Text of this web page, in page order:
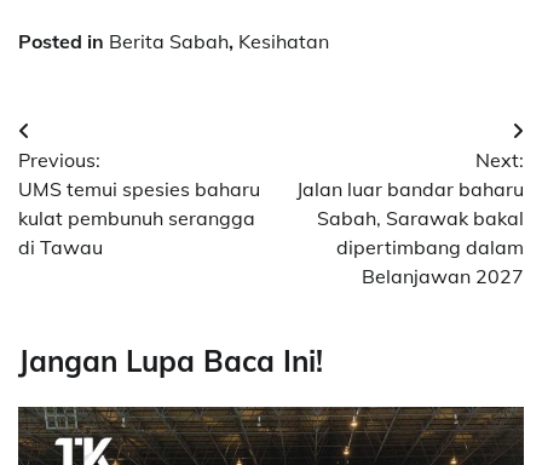
Posted in Berita Sabah, Kesihatan
Post
navigation
Previous:
UMS temui spesies baharu
kulat pembunuh serangga
di Tawau
Next:
Jalan luar bandar baharu
Sabah, Sarawak bakal
dipertimbang dalam
Belanjawan 2027
Jangan Lupa Baca Ini!